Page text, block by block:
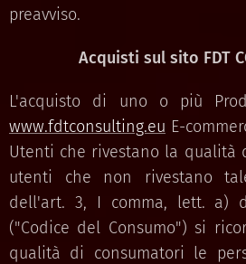
preavviso.
Acquisti sul sito FDT
L'acquisto di uno o più
www.fdtconsulting.eu E-
Utenti che rivestano la qualità
utenti che non rivestano
dell'art. 3, I comma, lett. a)
("Codice del Consumo") si
qualità di consumatori le